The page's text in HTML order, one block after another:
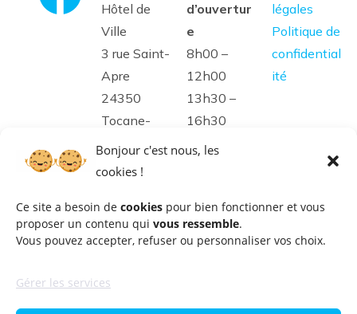
Bonjour c'est nous, les
cookies !
Ce site a besoin de cookies pour bien fonctionner et vous
proposer un contenu qui vous ressemble.
Vous pouvez accepter, refuser ou personnaliser vos choix.
Gérer les services
Hôtel de
Ville
3 rue Saint-
Apre
24350
Tocane-
Saint-Apre
Téléphone
05 53 90
70 29
mairie@toc
anesaintap
d’ouvertur
e
8h00 –
12h00
13h30 –
16h30
légales
Politique de
confidential
ité